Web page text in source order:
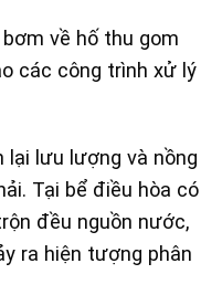
về hố thu gom
các công trình xử lý
lại lưu lượng và nồng
Tại bể điều hòa có
đều nguồn nước,
ra hiện tượng phân